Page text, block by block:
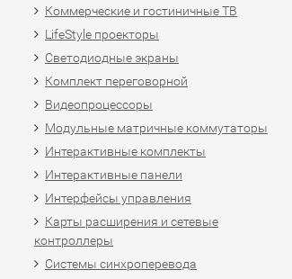
Коммерческие и гостиничные ТВ
LifeStyle проекторы
Светодиодные экраны
Комплект переговорной
Видеопроцессоры
Модульные матричные коммутаторы
Интерактивные комплекты
Интерактивные панели
Интерфейсы управления
Карты расширения и сетевые
контроллеры
Системы синхроперевода